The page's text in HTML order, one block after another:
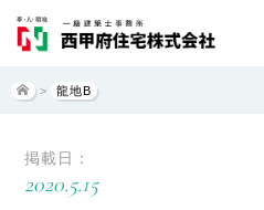
> 龍地B
掲載日：
2020.5.15